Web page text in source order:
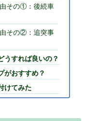
その①：後続車
その②：追突事
うすれば良いの？
がおすすめ？
けてみた